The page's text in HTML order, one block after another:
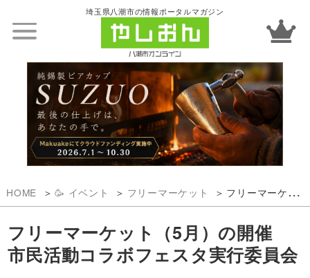
埼玉県八潮市の情報ポータルマガジン
HOME 🥳 イベント フリーマーケット フリーマーケット（5月）の開催 市民活動コラボフェスタ実行委員会
フリーマーケット（5月）の開催
市民活動コラボフェスタ実行委員会